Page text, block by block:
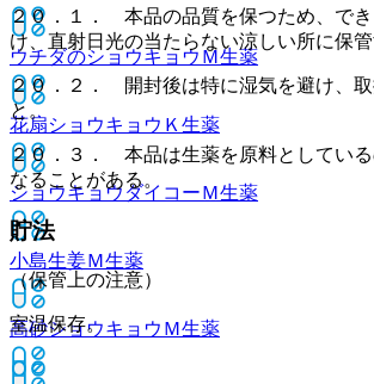
ウチダのショウキョウＭ生薬
花扇ショウキョウＫ 生薬
ショウキョウダイコーＭ生薬
小島生姜Ｍ生薬
高砂ショウキョウＭ生薬
２０．１． 本品の品質を保つため、で
け、直射日光の当たらない涼しい所に保管
２０．２． 開封後は特に湿気を避け、取
と。
２０．３． 本品は生薬を原料としてい
なることがある。
貯法
（保管上の注意）
室温保存。